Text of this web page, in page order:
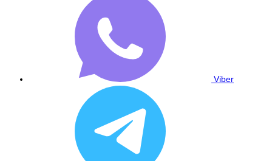
Viber